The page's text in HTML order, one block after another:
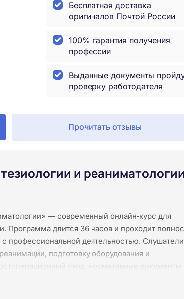
Бесплатная доставка
оригиналов Почтой России
100% гарантия получения
профессии
Выданные документы
проверку работодателя
Прочитать отзывы
и
— современный онлайн‑курс для
Программа длится 36 часов и проходит
профессиональной деятельностью. Слушатели
подготовку оборудования и
уход, нормативные документы и
без видеолекций и без